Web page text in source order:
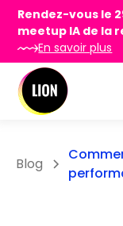
Rendez-vous le
meetup IA de la
En savoir plus
Blog